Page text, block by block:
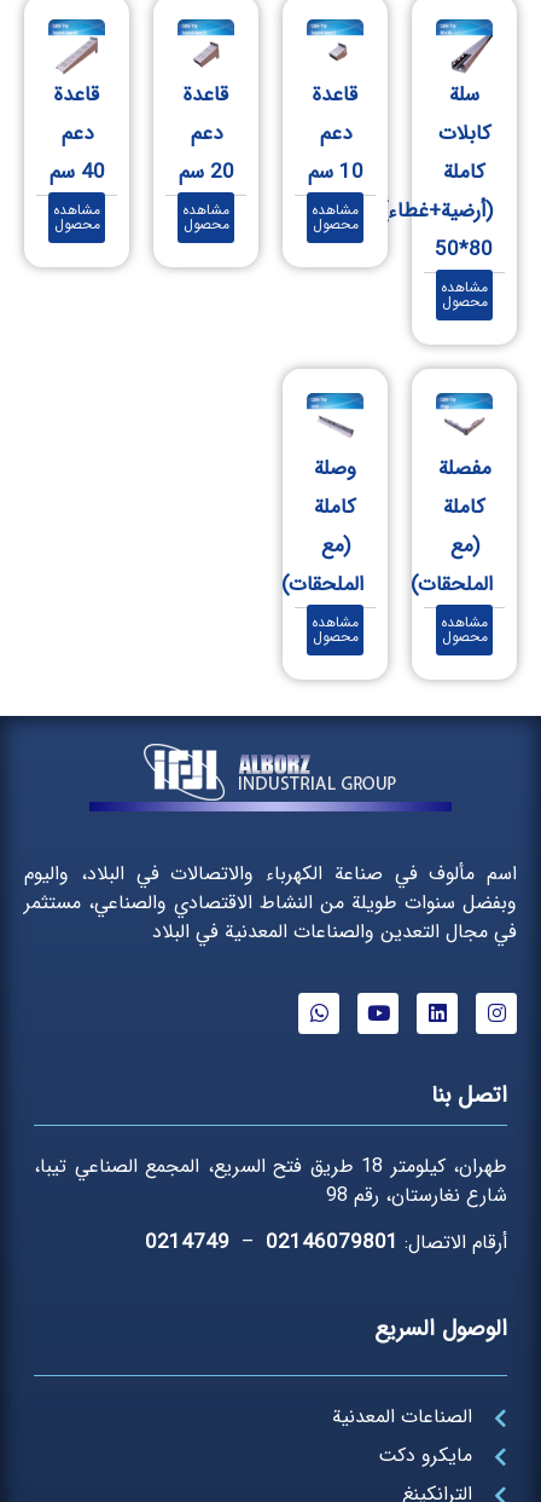
سلة
كابلات
كاملة
(أرضية+غطاء)
80*50
مشاهده
محصول
قاعدة
دعم
‎10 سم
مشاهده
محصول
قاعدة
دعم
‎20 سم
مشاهده
محصول
قاعدة
دعم
‎40 سم
مشاهده
محصول
مفصلة
كاملة
(مع
الملحقات)
مشاهده
محصول
وصلة
كاملة
(مع
الملحقات)
مشاهده
محصول
اسم مألوف في صناعة الكهرباء والاتصالات في البلاد، واليوم
وبفضل سنوات طويلة من النشاط الاقتصادي والصناعي، مستثمر
في مجال التعدين والصناعات المعدنية في البلاد
اتصل بنا
طهران، كيلومتر 18 طريق فتح السريع، المجمع الصناعي تيبا،
شارع نغارستان، رقم 98
أرقام الاتصال:02146079801
–
0214749
الوصول السريع
الصناعات المعدنية
مايكرو دكت
الترانكينغ